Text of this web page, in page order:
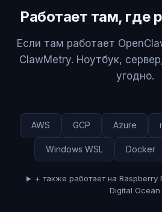
Работает там, где
Если там работает
ClawMetry. Ноутбук,
угодно.
AWS GCP Azure
Windows WSL Docker
+ также работает на Raspberry
Digital Ocean